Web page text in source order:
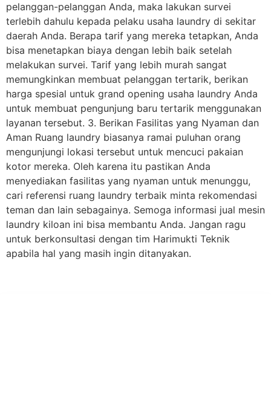
pelanggan-pelanggan Anda, maka lakukan survei
terlebih dahulu kepada pelaku usaha laundry di sekitar
daerah Anda. Berapa tarif yang mereka tetapkan, Anda
bisa menetapkan biaya dengan lebih baik setelah
melakukan survei. Tarif yang lebih murah sangat
memungkinkan membuat pelanggan tertarik, berikan
harga spesial untuk grand opening usaha laundry Anda
untuk membuat pengunjung baru tertarik menggunakan
layanan tersebut. 3. Berikan Fasilitas yang Nyaman dan
Aman Ruang laundry biasanya ramai puluhan orang
mengunjungi lokasi tersebut untuk mencuci pakaian
kotor mereka. Oleh karena itu pastikan Anda
menyediakan fasilitas yang nyaman untuk menunggu,
cari referensi ruang laundry terbaik minta rekomendasi
teman dan lain sebagainya. Semoga informasi jual mesin
laundry kiloan ini bisa membantu Anda. Jangan ragu
untuk berkonsultasi dengan tim Harimukti Teknik
apabila hal yang masih ingin ditanyakan.